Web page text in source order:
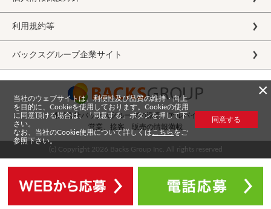
利用規約等
バックスグループ企業サイト
株式会社バックスグループの派遣・アルバイト求人
営業、接客、販売の情報満載
(c) Copyright 2026 Backs Group Inc. All rights reserved
×
当社のウェブサイトは、利便性及び品質の維持・向上
を目的に、Cookieを使用しております。Cookieの使用
に同意頂ける場合は、「同意する」ボタンを押して下
さい。
なお、当社のCookie使用について詳しくは こちらをご
参照下さい。
同意する